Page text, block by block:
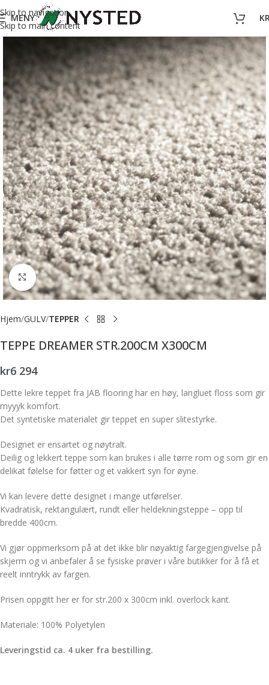
Skip to navigation
Skip to main content
MENY
Forstørr bilde
Hjem GULV TEPPER
TEPPE DREAMER STR.200CM X300CM
kr6 294
Dette lekre teppet fra JAB flooring har en høy, langluet floss som gir
myyyk komfort.
Det syntetiske materialet gir teppet en super slitestyrke.
Designet er ensartet og nøytralt.
Deilig og lekkert teppe som kan brukes i alle tørre rom og som gir en
delikat følelse for føtter og et vakkert syn for øyne.
Vi kan levere dette designet i mange utførelser.
Kvadratisk, rektangulært, rundt eller heldekningsteppe – opp til
bredde 400cm.
Vi gjør oppmerksom på at det ikke blir nøyaktig fargegjengivelse på
skjerm og vi anbefaler å se fysiske prøver i våre butikker for å få et
reelt inntrykk av fargen.
Prisen oppgitt her er for str.200 x 300cm inkl. overlock kant.
Materiale: 100% Polyetylen
Leveringstid ca. 4 uker fra bestilling.